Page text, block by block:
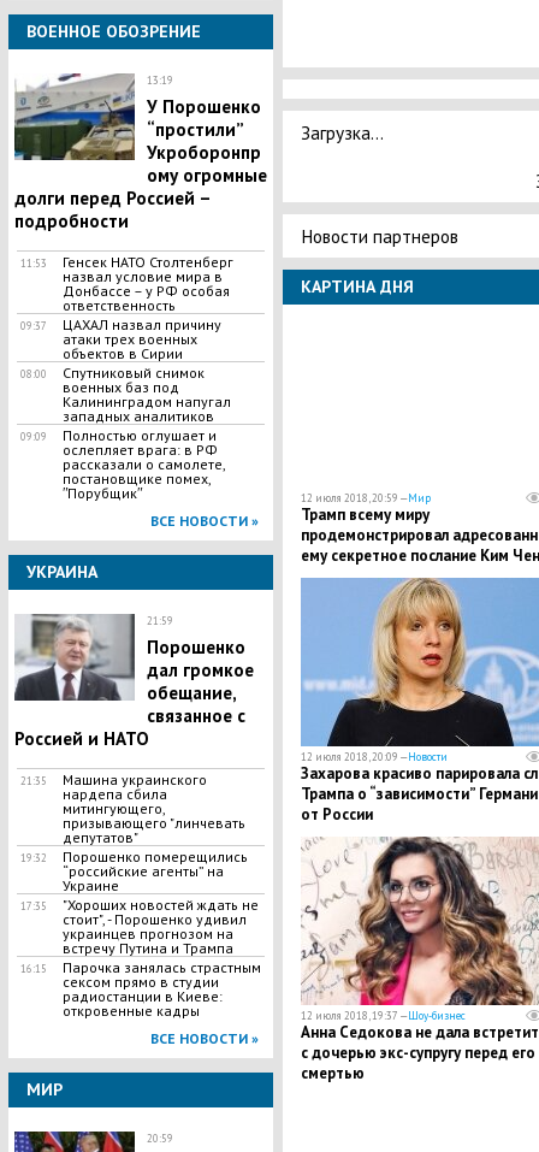
ВОЕННОЕ ОБОЗРЕНИЕ
13:19
У Порошенко
“простили”
Укроборонпр
ому огромные
долги перед Россией –
подробности
11:53
Генсек НАТО Столтенберг
назвал условие мира в
Донбассе – у РФ особая
ответственность
09:37
ЦАХАЛ назвал причину
атаки трех военных
объектов в Сирии
08:00
Спутниковый снимок
военных баз под
Калининградом напугал
западных аналитиков
09:09
Полностью оглушает и
ослепляет врага: в РФ
рассказали о самолете,
постановщике помех,
ʺПорубщикʺ
ВСЕ НОВОСТИ »
УКРАИНА
21:59
Порошенко
дал громкое
обещание,
связанное с
Россией и НАТО
21:35
Машина украинского
нардепа сбила
митингующего,
призывающего "линчевать
депутатов"
19:32
Порошенко померещились
“российские агенты” на
Украине
17:35
"Хороших новостей ждать не
стоит", - Порошенко удивил
украинцев прогнозом на
встречу Путина и Трампа
16:15
Парочка занялась страстным
сексом прямо в студии
радиостанции в Киеве:
откровенные кадры
ВСЕ НОВОСТИ »
МИР
20:59
Загрузка...
Новости партнеров
КАРТИНА ДНЯ
12 июля 2018, 20:59 —Мир
Трамп всему миру
продемонстрировал
ему секретное послание Ким Чен
Ына
12 июля 2018, 20:09 —Новости
Захарова красиво парировала
Трампа о “зависимости”
от России
12 июля 2018, 19:37 —Шоу-бизнес
​Анна Седокова не дала
с дочерью экс-супругу перед его
смертью